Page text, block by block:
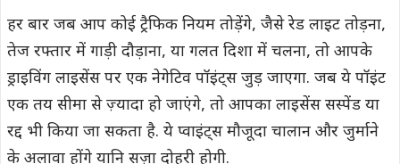
हर बार जब आप कोई ट्रैफिक नियम तोड़ेंगे, जैसे रेड लाइट तोड़ना,
तेज रफ्तार में गाड़ी दौड़ाना, या गलत दिशा में चलना, तो आपके
ड्राइविंग लाइसेंस पर एक नेगेटिव पॉइंट्स जुड़ जाएगा. जब ये पॉइंट
एक तय सीमा से ज़्यादा हो जाएंगे, तो आपका लाइसेंस सस्पेंड या
रद्द भी किया जा सकता है. ये प्वाइंट्स मौजूदा चालान और जुर्माने
के अलावा होंगे यानि सज़ा दोहरी होगी.